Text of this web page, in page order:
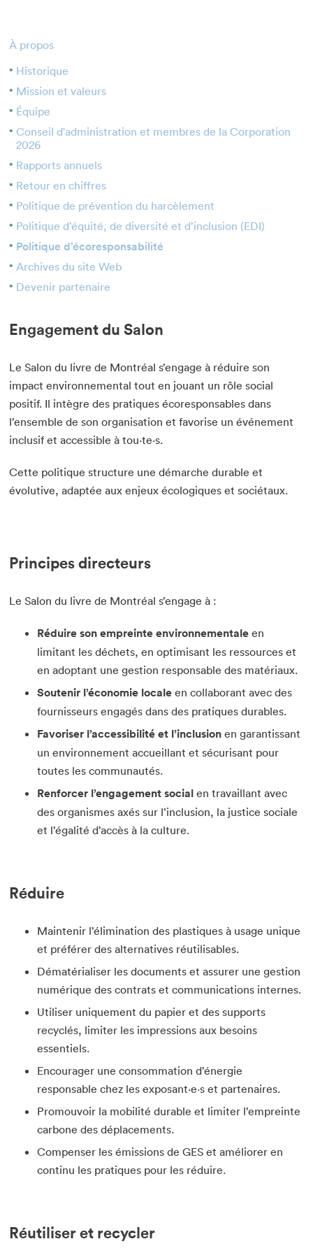
Médias
À propos
Historique
Mission et valeurs
Équipe
Conseil d'administration et membres de la Corporation
2026
Rapports annuels
Retour en chiffres
Politique de prévention du harcèlement
Politique d’équité, de diversité et d’inclusion (EDI)
Politique d’écoresponsabilité
Archives du site Web
Devenir partenaire
Engagement du Salon
Le Salon du livre de Montréal s’engage à réduire son
impact environnemental tout en jouant un rôle social
positif. Il intègre des pratiques écoresponsables dans
l’ensemble de son organisation et favorise un événement
inclusif et accessible à tou·te·s.
Cette politique structure une démarche durable et
évolutive, adaptée aux enjeux écologiques et sociétaux.
Principes directeurs
Le Salon du livre de Montréal s’engage à :
Réduire son empreinte environnementaleen
limitant les déchets, en optimisant les ressources et
en adoptant une gestion responsable des matériaux.
Soutenir l’économie locale en collaborant avec des
fournisseurs engagés dans des pratiques durables.
Favoriser l’accessibilité et l’inclusion en garantissant
un environnement accueillant et sécurisant pour
toutes les communautés.
Renforcer l’engagement socialen travaillant avec
des organismes axés sur l’inclusion, la justice sociale
et l’égalité d’accès à la culture.
Réduire
Maintenir l’élimination des plastiques à usage unique
et préférer des alternatives réutilisables.
Dématérialiser les documents et assurer une gestion
numérique des contrats et communications internes.
Utiliser uniquement du papier et des supports
recyclés, limiter les impressions aux besoins
essentiels.
Encourager une consommation d’énergie
responsable chez les exposant·e·s et partenaires.
Promouvoir la mobilité durable et limiter l’empreinte
carbone des déplacements.
Compenser les émissions de GES et améliorer en
continu les pratiques pour les réduire.
Réutiliser et recycler